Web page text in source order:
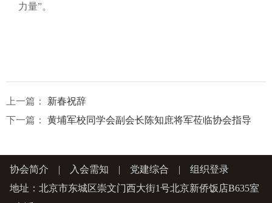
力量”。
上一篇：
新春祝辞
下一篇：
黄埔军校同学会副会长陈知庶将军莅临协会指导
协会简介 | 入会需知 | 党建综合 | 组织登录
地址：北京市东城区崇文门西大街1号北京新侨饭店B635室